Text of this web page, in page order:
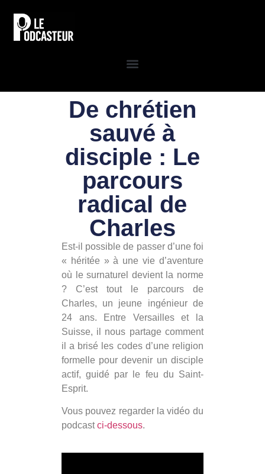
De chrétien
sauvé à
disciple : Le
parcours
radical de
Charles
Est-il possible de passer d’une foi
« héritée » à une vie d’aventure
où le surnaturel devient la norme
? C’est tout le parcours de
Charles, un jeune ingénieur de
24 ans. Entre Versailles et la
Suisse, il nous partage comment
il a brisé les codes d’une religion
formelle pour devenir un disciple
actif, guidé par le feu du Saint-
Esprit.
Vous pouvez regarder la vidéo du
podcastci-dessous.